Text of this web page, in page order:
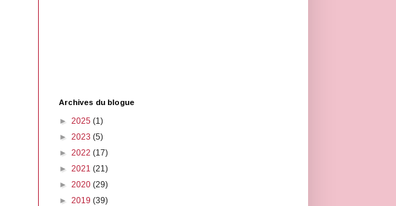
Archives du blogue
► 2025 (1)
► 2023 (5)
► 2022 (17)
► 2021 (21)
► 2020 (29)
► 2019 (39)